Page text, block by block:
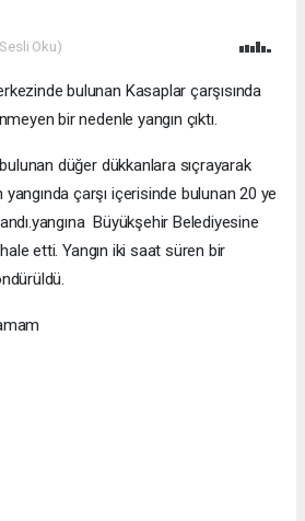
Oku)
bulunan Kasaplar çarşısında
bir nedenle yangın çıktı.
düğer dükkanlara sıçrayarak
çarşı içerisinde bulunan 20 ye
Büyükşehir Belediyesine
etti. Yangın iki saat süren bir